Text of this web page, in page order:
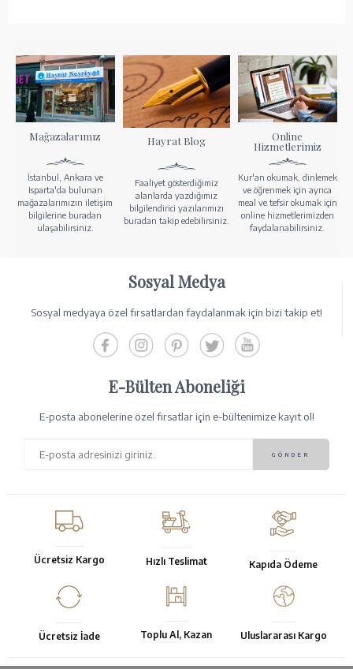
Mağazalarımız
İstanbul, Ankara ve
Isparta'da bulunan
mağazalarımızın iletişim
bilgilerine buradan
ulaşabilirsiniz.
Hayrat Blog
Faaliyet gösterdiğimiz
alanlarda yazdığımız
bilgilendirici yazılarımızı
buradan takip edebilirsiniz.
Online
Hizmetlerimiz
Kur'an okumak, dinlemek
ve öğrenmek için ayrıca
meal ve tefsir okumak için
online hizmetlerimizden
faydalanabilirsiniz.
Sosyal Medya
Sosyal medyaya özel fırsatlardan faydalanmak için bizi takip et!
E-Bülten Aboneliği
E-posta abonelerine özel fırsatlar için e-bültenimize kayıt ol!
Ücretsiz Kargo Hızlı Teslimat Kapıda Ödeme
Ücretsiz İade Toplu Al, Kazan Uluslararası Kargo